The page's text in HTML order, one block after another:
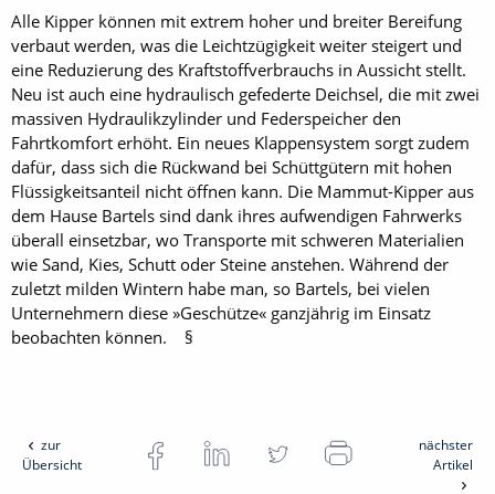
Alle Kipper können mit extrem hoher und breiter Bereifung
verbaut werden, was die Leichtzügigkeit weiter steigert und
eine Reduzierung des Kraftstoffverbrauchs in Aussicht stellt.
Neu ist auch eine hydraulisch gefederte Deichsel, die mit zwei
massiven Hydraulikzylinder und Federspeicher den
Fahrtkomfort erhöht. Ein neues Klappensystem sorgt zudem
dafür, dass sich die Rückwand bei Schüttgütern mit hohen
Flüssigkeitsanteil nicht öffnen kann. Die Mammut-Kipper aus
dem Hause Bartels sind dank ihres aufwendigen Fahrwerks
überall einsetzbar, wo Transporte mit schweren Materialien
wie Sand, Kies, Schutt oder Steine anstehen. Während der
zuletzt milden Wintern habe man, so Bartels, bei vielen
Unternehmern diese »Geschütze« ganzjährig im Einsatz
beobachten können. §
zur
Übersicht
nächster
Artikel